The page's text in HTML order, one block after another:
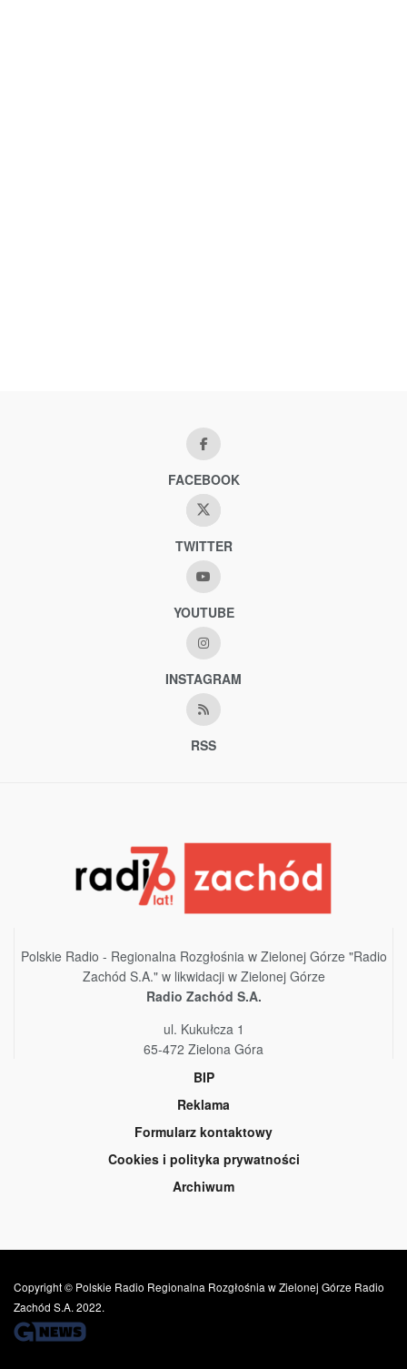
FACEBOOK
TWITTER
YOUTUBE
INSTAGRAM
RSS
Polskie Radio - Regionalna Rozgłośnia w Zielonej Górze "Radio
Zachód S.A." w likwidacji w Zielonej Górze
Radio Zachód S.A.
ul. Kukułcza 1
65-472 Zielona Góra
BIP
Reklama
Formularz kontaktowy
Cookies i polityka prywatności
Archiwum
Copyright © Polskie Radio Regionalna Rozgłośnia w Zielonej Górze Radio
Zachód S.A. 2022.